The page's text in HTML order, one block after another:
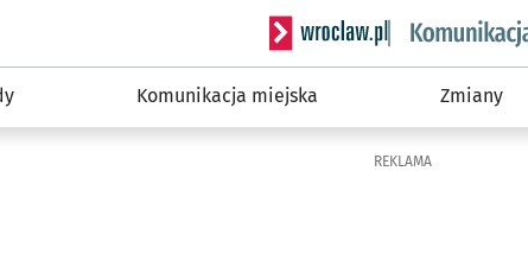
Serwis informacyjny
Komunikacja miejska Zmiany
REKLAMA